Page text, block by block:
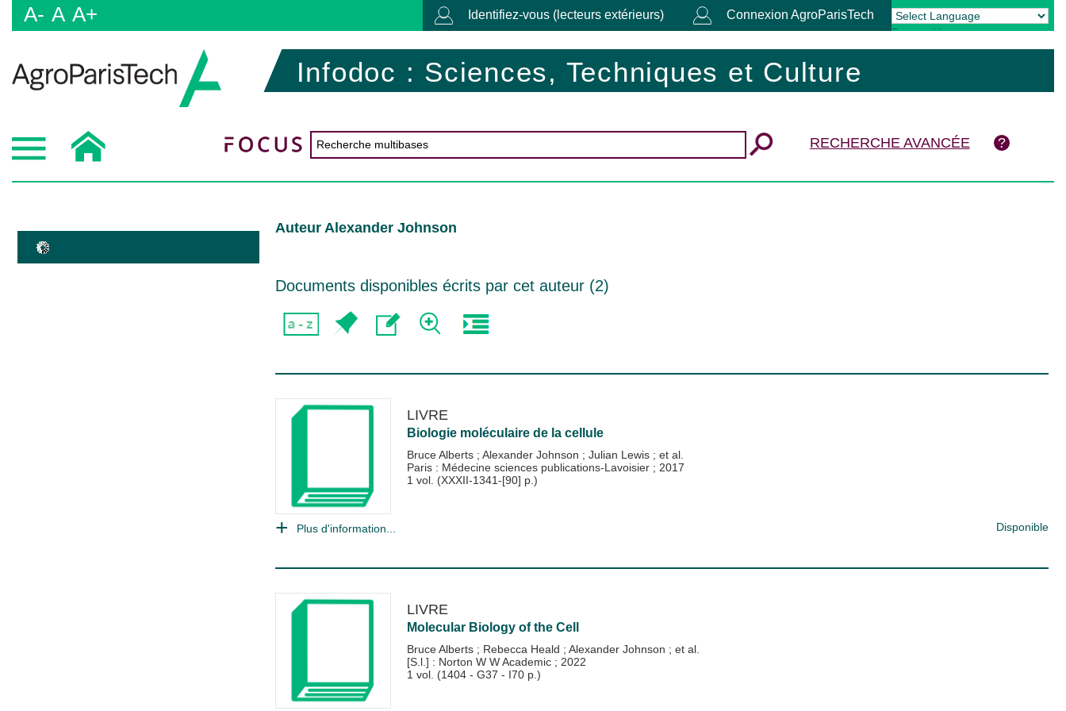
A- A A+ Identifiez-vous (lecteurs extérieurs) Connexion AgroParisTech
Powered by Translate
Infodoc : Sciences, Techniques et Culture
RECHERCHE AVANCÉE
Auteur Alexander Johnson
Documents disponibles écrits par cet auteur (2)
LIVRE
Biologie moléculaire de la cellule
Bruce Alberts ; Alexander Johnson ; Julian Lewis ; et al.
Paris : Médecine sciences publications-Lavoisier ; 2017
1 vol. (XXXII-1341-[90] p.)
Plus d'information... Disponible
LIVRE
Molecular Biology of the Cell
Bruce Alberts ; Rebecca Heald ; Alexander Johnson ; et al.
[S.l.] : Norton W W Academic ; 2022
1 vol. (1404 - G37 - I70 p.)